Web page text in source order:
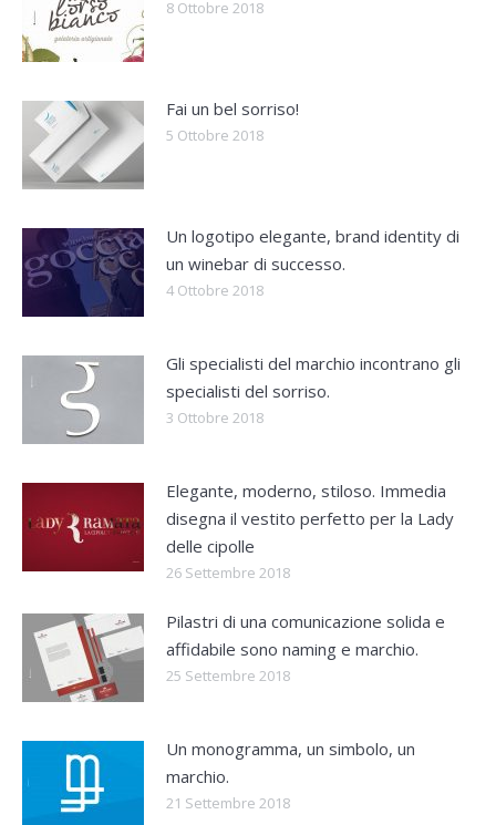
8 Ottobre 2018
Fai un bel sorriso!
5 Ottobre 2018
Un logotipo elegante, brand identity di
un winebar di successo.
4 Ottobre 2018
Gli specialisti del marchio incontrano gli
specialisti del sorriso.
3 Ottobre 2018
Elegante, moderno, stiloso. Immedia
disegna il vestito perfetto per la Lady
delle cipolle
26 Settembre 2018
Pilastri di una comunicazione solida e
affidabile sono naming e marchio.
25 Settembre 2018
Un monogramma, un simbolo, un
marchio.
21 Settembre 2018